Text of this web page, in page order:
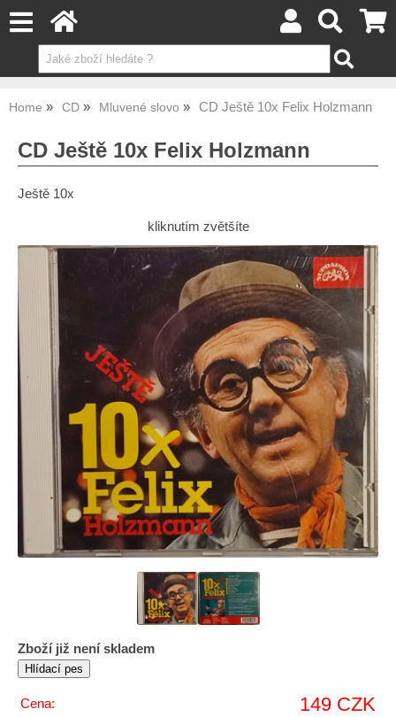
Home CD Mluvené slovo CD Ještě 10x Felix Holzmann
CD Ještě 10x Felix Holzmann
Ještě 10x
kliknutím zvětšíte
Zboží již není skladem
Cena: 149 CZK